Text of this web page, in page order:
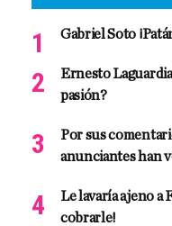
Gabriel Soto
Ernesto
pasión?
Por sus
anunciantes han
Le lavaría ajeno a
cobrarle!